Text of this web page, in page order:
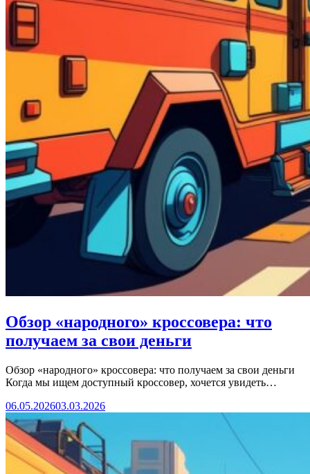
Обзор «народного» кроссовера: что
получаем за свои деньги
Обзор «народного» кроссовера: что получаем за свои деньги
Когда мы ищем доступный кроссовер, хочется увидеть…
06.05.202603.03.2026